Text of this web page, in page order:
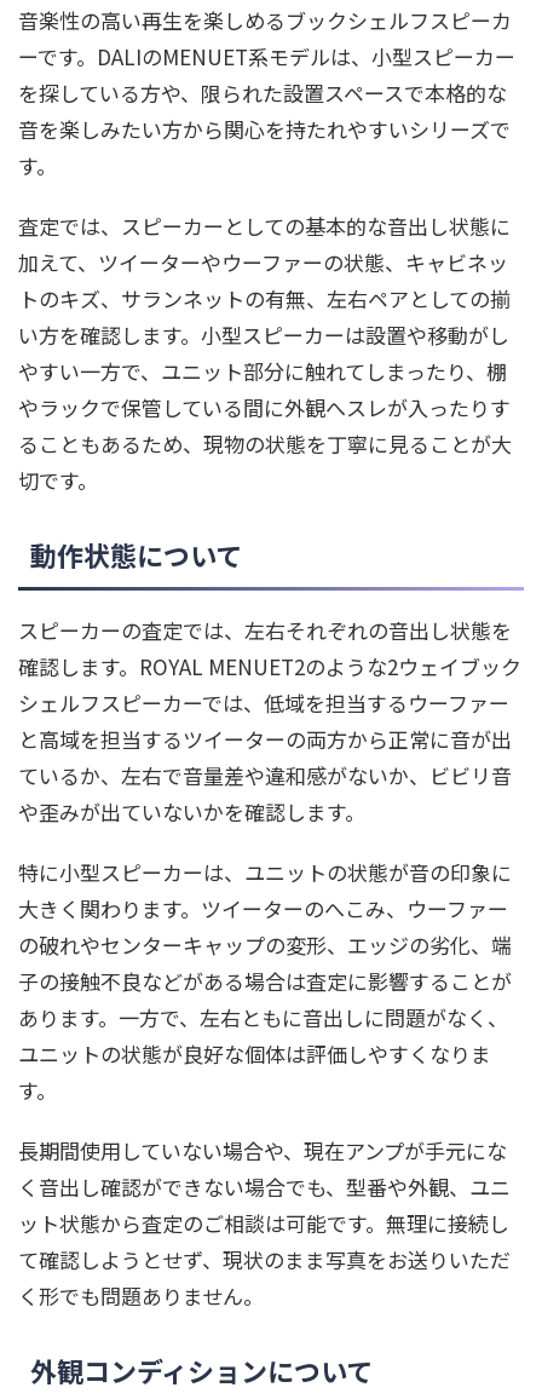
音楽性の高い再生を楽しめるブックシェルフスピーカ
ーです。DALIのMENUET系モデルは、小型スピーカー
を探している方や、限られた設置スペースで本格的な
音を楽しみたい方から関心を持たれやすいシリーズで
す。
査定では、スピーカーとしての基本的な音出し状態に
加えて、ツイーターやウーファーの状態、キャビネッ
トのキズ、サランネットの有無、左右ペアとしての揃
い方を確認します。小型スピーカーは設置や移動がし
やすい一方で、ユニット部分に触れてしまったり、棚
やラックで保管している間に外観へスレが入ったりす
ることもあるため、現物の状態を丁寧に見ることが大
切です。
動作状態について
スピーカーの査定では、左右それぞれの音出し状態を
確認します。ROYAL MENUET2のような2ウェイブック
シェルフスピーカーでは、低域を担当するウーファー
と高域を担当するツイーターの両方から正常に音が出
ているか、左右で音量差や違和感がないか、ビビリ音
や歪みが出ていないかを確認します。
特に小型スピーカーは、ユニットの状態が音の印象に
大きく関わります。ツイーターのへこみ、ウーファー
の破れやセンターキャップの変形、エッジの劣化、端
子の接触不良などがある場合は査定に影響することが
あります。一方で、左右ともに音出しに問題がなく、
ユニットの状態が良好な個体は評価しやすくなりま
す。
長期間使用していない場合や、現在アンプが手元にな
く音出し確認ができない場合でも、型番や外観、ユニ
ット状態から査定のご相談は可能です。無理に接続し
て確認しようとせず、現状のまま写真をお送りいただ
く形でも問題ありません。
外観コンディションについて